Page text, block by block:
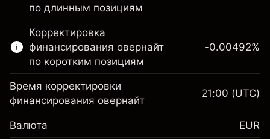
Подробнее о:
CFD
по длинным позициям
Маржа. Ваши
инвестиции
€1,000.00
Корректировка
финансирования овернайт
по коротким позициям
-0.00492%
Время корректировки
финансирования овернайт
21:00 (UTC)
Валюта EUR